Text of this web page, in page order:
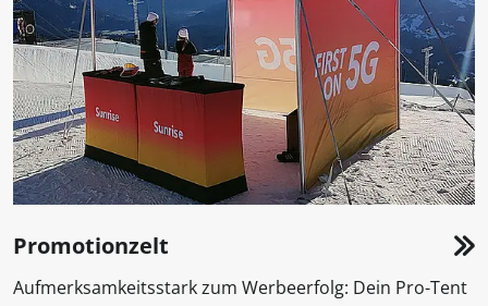
Promotionzelt
Aufmerksamkeitsstark zum Werbeerfolg: Dein Pro-Tent